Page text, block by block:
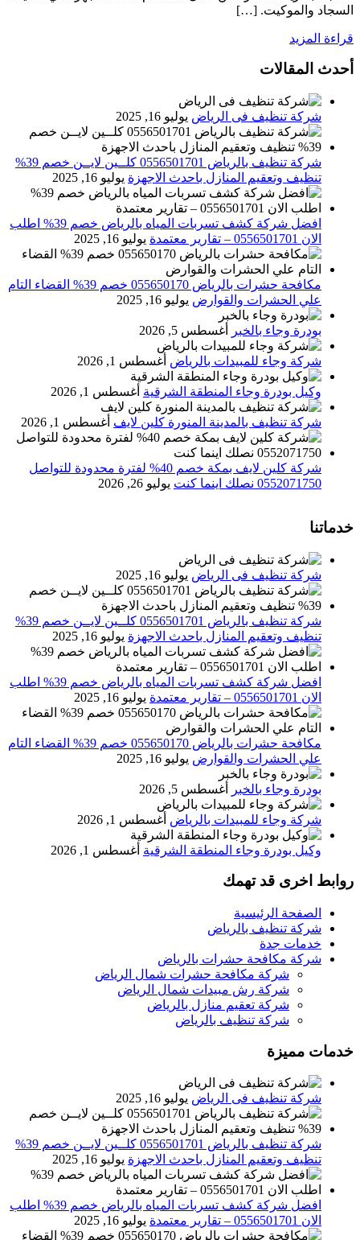
السجاد والموكيت. […]
قراءة المزيد
أحدث المقالات
شركة تنظيف فى الرياض يوليو 16, 2025
شركة تنظيف بالرياض 0556501701 كلــين لايــن خصم 39%
تنظيف وتعقيم المنازل باحدث الاجهزة يوليو 16, 2025
افضل شركة كشف تسربات المياه بالرياض خصم 39% اطلب
الان 0556501701‬‏ – تقارير معتمدة
يوليو 16, 2025
مكافحة حشرات بالرياض 055650170 خصم 39% القضاء التام
علي الحشرات والقوارض يوليو 16, 2025
بودرة وجاء بالخبر أغسطس 5, 2026
شركة وجاء للمبيدات بالرياض أغسطس 1, 2026
وكيل بودرة وجاء المنطقة الشرقية أغسطس 1, 2026
شركة تنظيف بالمدينة المنورة كلين لايف أغسطس 1, 2026
شركة كلين لايف بمكة خصم 40% لفترة محدودة للتواصل
0552071750 نصلك اينما كنت
يوليو 26, 2026
خدماتنا
شركة تنظيف فى الرياض يوليو 16, 2025
شركة تنظيف بالرياض 0556501701 كلــين لايــن خصم 39%
تنظيف وتعقيم المنازل باحدث الاجهزة يوليو 16, 2025
افضل شركة كشف تسربات المياه بالرياض خصم 39% اطلب
الان 0556501701‬‏ – تقارير معتمدة
يوليو 16, 2025
مكافحة حشرات بالرياض 055650170 خصم 39% القضاء التام
علي الحشرات والقوارض يوليو 16, 2025
بودرة وجاء بالخبر أغسطس 5, 2026
شركة وجاء للمبيدات بالرياض أغسطس 1, 2026
وكيل بودرة وجاء المنطقة الشرقية أغسطس 1, 2026
روابط اخرى قد تهمك
الصفحة الرئيسية
شركة تنظيف بالرياض
خدمات جدة
شركة مكافحة حشرات بالرياض
شركة مكافحة حشرات شمال الرياض
شركة رش مبيدات شمال الرياض
شركة تعقيم منازل بالرياض
شركة تنظيف بالرياض
خدمات مميزة
شركة تنظيف فى الرياض يوليو 16, 2025
شركة تنظيف بالرياض 0556501701 كلــين لايــن خصم 39%
تنظيف وتعقيم المنازل باحدث الاجهزة يوليو 16, 2025
افضل شركة كشف تسربات المياه بالرياض خصم 39% اطلب
الان 0556501701‬‏ – تقارير معتمدة
يوليو 16, 2025